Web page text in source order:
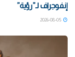
إنفوجراف لـ”رؤية”